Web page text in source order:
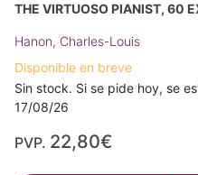
THE VIRTUOSO PIANIST, 60
Hanon, Charles-Louis
Disponible en breve
Sin stock. Si se pide hoy, se
17/08/26
PVP. 22,80€